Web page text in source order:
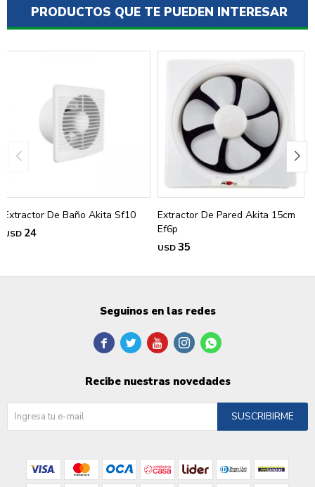
PRODUCTOS QUE TE PUEDEN INTERESAR
Extractor De Baño Akita Sf10
USD 24
Extractor De Pared Akita 15cm
Ef6p
USD35
Seguinos en las redes
    
Recibe nuestras novedades
SUSCRIBIRME